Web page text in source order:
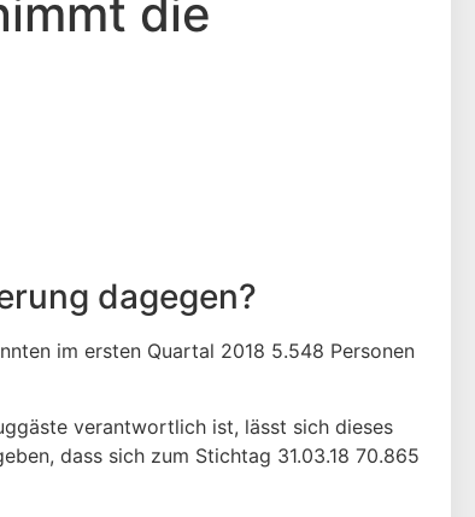
die
dagegen?
im ersten Quartal 2018 5.548 Personen
verantwortlich ist, lässt sich dieses
dass sich zum Stichtag 31.03.18 70.865